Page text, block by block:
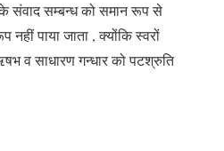
संवाद सम्बन्ध को समान रूप से
पाया जाता , क्योंकि स्वरों
व साधारण गन्धार को पटश्रुति